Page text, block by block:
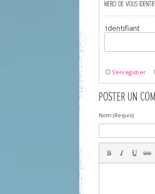
MERCI DE VOUS
Identifiant
S'enregistrer
POSTER UN
Nom (Requis):